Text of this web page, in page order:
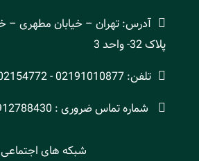
آدرس: تهران – خیابان مطهری –
پلاک 32- واحد 3
تلفن: 02191010877 - 02154772
شماره تماس ضروری : 09912788430
شبکه های اجتماعی